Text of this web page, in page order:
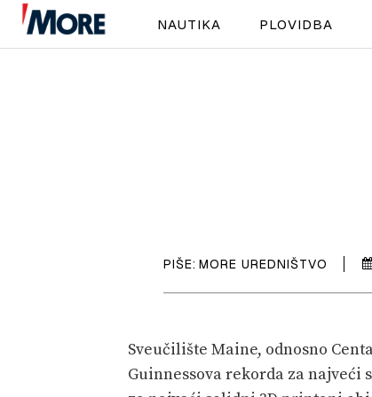
NAUTIKA PLOVIDBA
PIŠE: MORE UREDNIŠTVO
Sveučilište Maine, odnosno
Guinnessova rekorda za